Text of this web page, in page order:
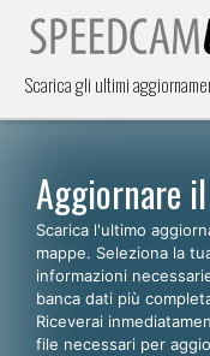
Scarica gli ultimi
Aggiornare
Scarica l'ultimo
mappe. Seleziona la
informazioni
banca dati più
Riceverai
file necessari per